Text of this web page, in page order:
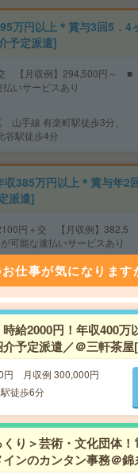
万円以上＊賞与3回5．4
予定派遣]
【月収例】294,500円～ ■
いサービスあり
山手線 有楽町駅徒歩3分、
谷駅徒歩4分
385万円以上＊賞与年2
派遣]
円＋交 【月収例】382,5
可能な速払いサービスあり
営浅草線 押上駅徒歩7分、
スカイツリー駅徒歩10分
みICカードと貸出カード
！[派遣]
【月収例】403,916円～ ■
いサービスあり
門線 九段下駅徒歩14分
仕事が気になります
給2000円！年収400万
予定派遣／＠三軒茶屋
円 月収例 300,000円
徒歩6分
くり＞芸術・文化団体！
インのカンタン事務＠